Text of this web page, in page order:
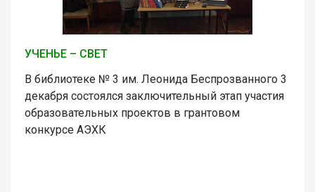
УЧЕНЬЕ – СВЕТ
В библиотеке № 3 им. Леонида Беспрозванного 3
декабря состоялся заключительный этап участия
образовательных проектов в грантовом
конкурсе АЭХК